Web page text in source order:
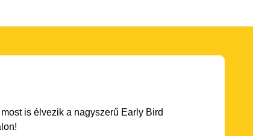
is élvezik a nagyszerű Early Bird